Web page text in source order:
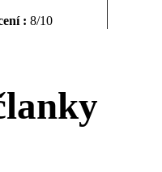
: 8/10